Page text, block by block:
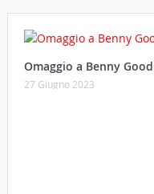
Omaggio a Benny
27 Giugno 2023